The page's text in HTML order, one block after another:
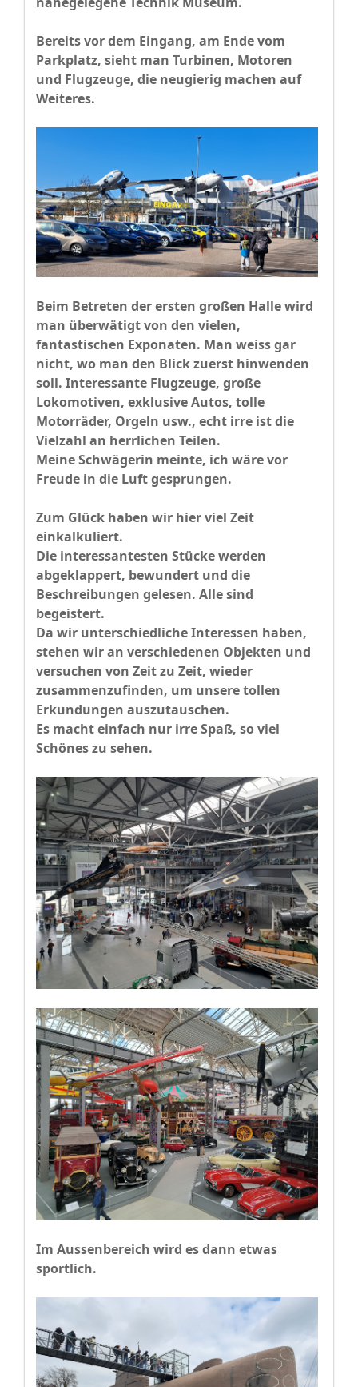
Bereits vor dem Eingang, am Ende vom
Parkplatz, sieht man Turbinen, Motoren
und Flugzeuge, die neugierig machen auf
Weiteres.
Beim Betreten der ersten großen Halle wird
man überwätigt von den vielen,
fantastischen Exponaten. Man weiss gar
nicht, wo man den Blick zuerst hinwenden
soll. Interessante Flugzeuge, große
Lokomotiven, exklusive Autos, tolle
Motorräder, Orgeln usw., echt irre ist die
Vielzahl an herrlichen Teilen.
Meine Schwägerin meinte, ich wäre vor
Freude in die Luft gesprungen.
Zum Glück haben wir hier viel Zeit
einkalkuliert.
Die interessantesten Stücke werden
abgeklappert, bewundert und die
Beschreibungen gelesen. Alle sind
begeistert.
Da wir unterschiedliche Interessen haben,
stehen wir an verschiedenen Objekten und
versuchen von Zeit zu Zeit, wieder
zusammenzufinden, um unsere tollen
Erkundungen auszutauschen.
Es macht einfach nur irre Spaß, so viel
Schönes zu sehen.
Im Aussenbereich wird es dann etwas
sportlich.